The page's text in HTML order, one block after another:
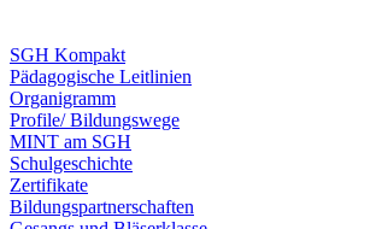
SGH Kompakt
Pädagogische Leitlinien
Organigramm
Profile/ Bildungswege
MINT am SGH
Schulgeschichte
Zertifikate
Bildungspartnerschaften